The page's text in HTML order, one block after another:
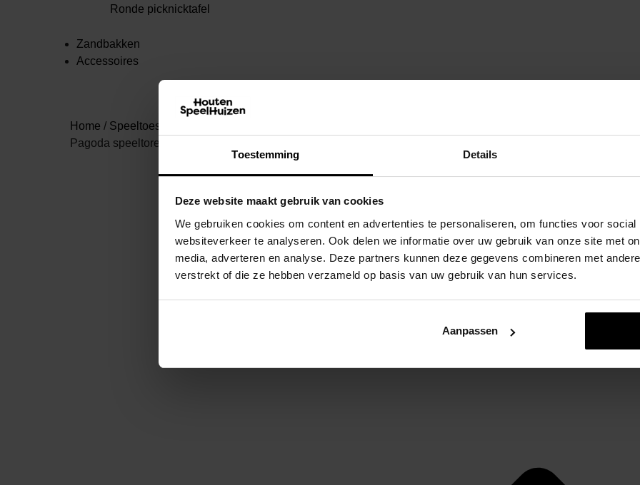
Toestemming Details
Deze website maakt gebruik van cookies
We gebruiken cookies om content en advertenties te personaliseren, om functies voor
websiteverkeer te analyseren. Ook delen we informatie over uw gebruik van onze site met
media, adverteren en analyse. Deze partners kunnen deze gegevens combineren met
verstrekt of die ze hebben verzameld op basis van uw gebruik van hun services.
Aanpassen
Ronde picknicktafel
Zandbakken
Accessoires
Levertijd: 2-7 werkdagen
Home / Speeltoestellen
Pagoda speeltoren Douglas